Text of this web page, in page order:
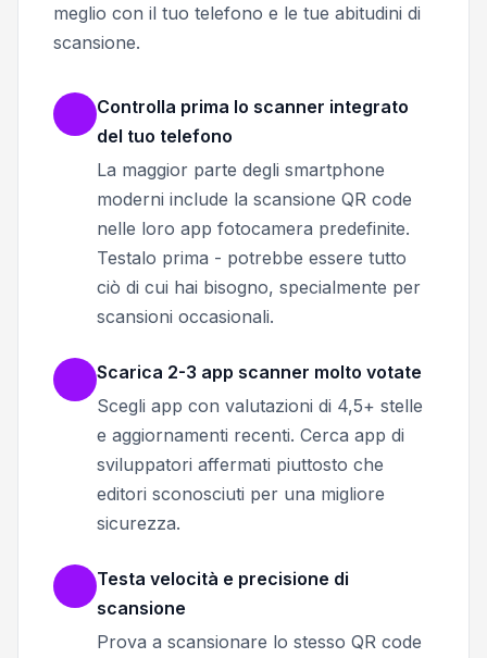
meglio con il tuo telefono e le tue abitudini di
scansione.
Controlla prima lo scanner integrato
del tuo telefono
La maggior parte degli smartphone
moderni include la scansione QR code
nelle loro app fotocamera predefinite.
Testalo prima - potrebbe essere tutto
ciò di cui hai bisogno, specialmente per
scansioni occasionali.
Scarica 2-3 app scanner molto votate
Scegli app con valutazioni di 4,5+ stelle
e aggiornamenti recenti. Cerca app di
sviluppatori affermati piuttosto che
editori sconosciuti per una migliore
sicurezza.
Testa velocità e precisione di
scansione
Prova a scansionare lo stesso QR code